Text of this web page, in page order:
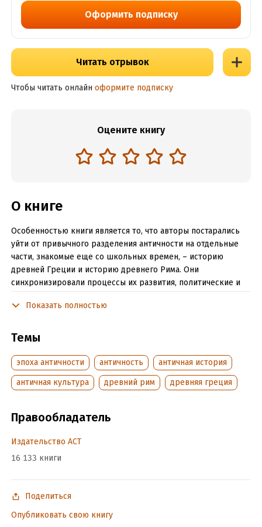
Оформить подписку
Читать отрывок
Чтобы читать онлайн оформите подписку
Оцените книгу
О книге
Особенностью книги является то, что авторы постарались
уйти от привычного разделения античности на отдельные
части, знакомые еще со школьных времен, – историю
древней Греции и историю древнего Рима. Они
синхронизировали процессы их развития, политические и
взаимодействие и взаимопроникновение и тем самым
Лучше понять античный мир в его конкретике и
повседневности читателю помогут фрагменты исторических
источников в конце каждой главы и заключительный раздел
книги, содержащий пояснения греческой и латинской
В формате PDF A4 сохранен издательский макет.
Дата написания:
Год издания:
Показать полностью
Темы
эпоха античности античность
античная история
античная культура
древний рим древняя греция
Правообладатель
Издательство АСТ
16 133 книги
Поделиться
Опубликовать свою книгу